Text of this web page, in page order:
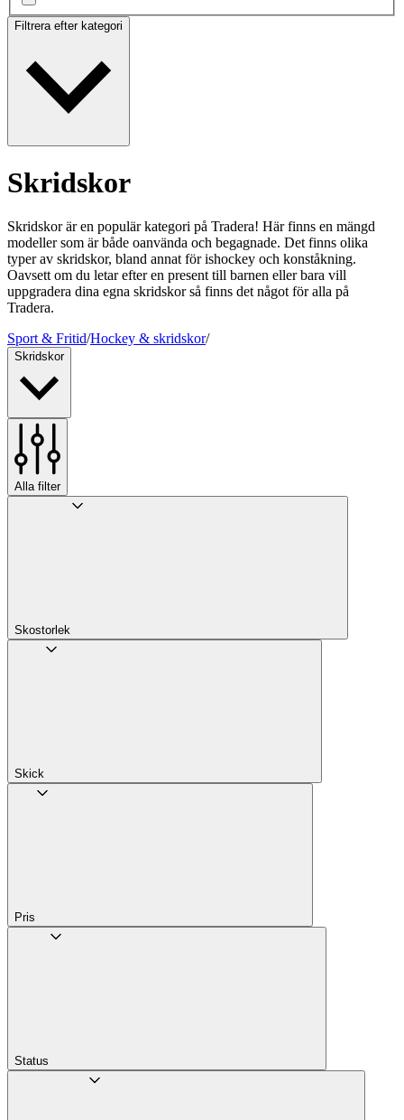
Filtrera efter kategori
Skridskor
Skridskor är en populär kategori på Tradera! Här finns en mängd
modeller som är både oanvända och begagnade. Det finns olika
typer av skridskor, bland annat för ishockey och konståkning.
Oavsett om du letar efter en present till barnen eller bara vill
uppgradera dina egna skridskor så finns det något för alla på
Tradera.
Sport & Fritid/Hockey & skridskor/
Skridskor
Alla filter
Skostorlek
Skick
Pris
Status